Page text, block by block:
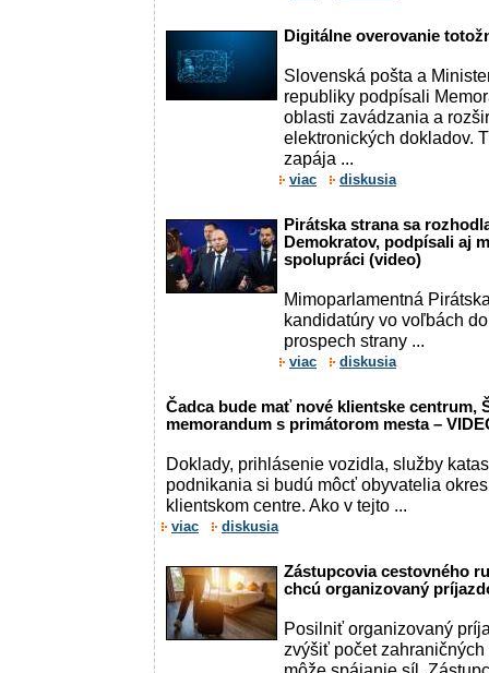
Digitálne overovanie
Slovenská pošta a
republiky podpísali
oblasti zavádzania a
elektronických dokladov.
zapája ...
viac diskusia
Pirátska strana sa
Demokratov, podpísali aj
spolupráci (video)
Mimoparlamentná
kandidatúry vo voľbách
prospech strany ...
viac diskusia
Čadca bude mať nové klientske centrum,
memorandum s primátorom mesta –
Doklady, prihlásenie vozidla, služby
podnikania si budú môcť obyvatelia
klientskom centre. Ako v tejto ...
viac diskusia
Zástupcovia cestovného
chcú organizovaný
Posilniť organizovaný
zvýšiť počet